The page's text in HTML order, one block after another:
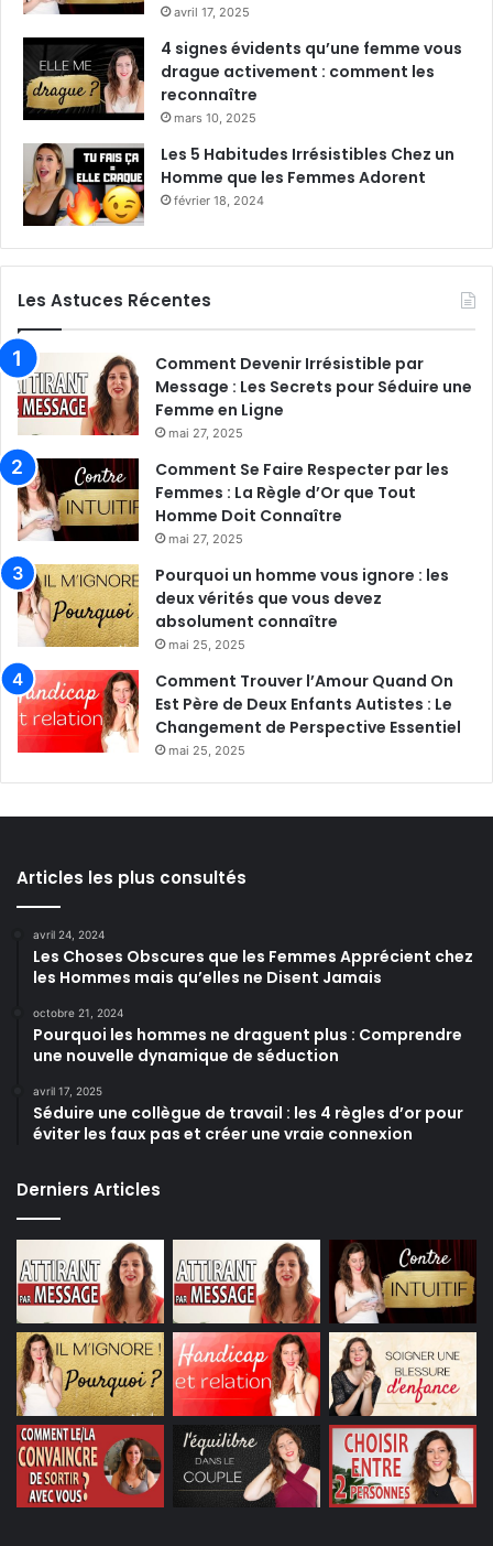
avril 17, 2025
4 signes évidents qu’une femme vous
drague activement : comment les
reconnaître
mars 10, 2025
Les 5 Habitudes Irrésistibles Chez un
Homme que les Femmes Adorent
février 18, 2024
Les Astuces Récentes
Comment Devenir Irrésistible par
Message : Les Secrets pour Séduire une
Femme en Ligne
mai 27, 2025
Comment Se Faire Respecter par les
Femmes : La Règle d’Or que Tout
Homme Doit Connaître
mai 27, 2025
Pourquoi un homme vous ignore : les
deux vérités que vous devez
absolument connaître
mai 25, 2025
Comment Trouver l’Amour Quand On
Est Père de Deux Enfants Autistes : Le
Changement de Perspective Essentiel
mai 25, 2025
Articles les plus consultés
avril 24, 2024
Les Choses Obscures que les Femmes Apprécient chez
les Hommes mais qu’elles ne Disent Jamais
octobre 21, 2024
Pourquoi les hommes ne draguent plus : Comprendre
une nouvelle dynamique de séduction
avril 17, 2025
Séduire une collègue de travail : les 4 règles d’or pour
éviter les faux pas et créer une vraie connexion
Derniers Articles